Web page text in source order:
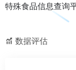
特殊食品信息查询
数据评估